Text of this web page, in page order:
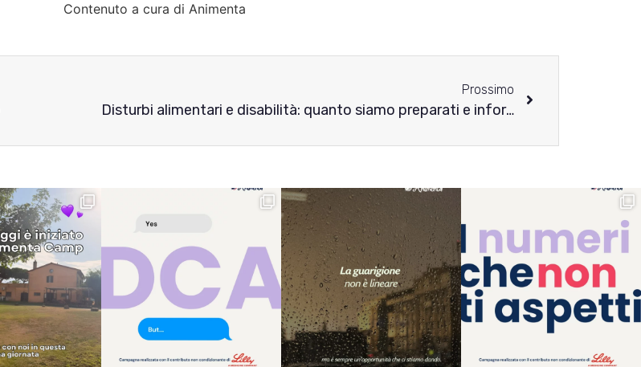
Contenuto a cura di Animenta
Prossimo
Disturbi alimentari e disabilità: quanto siamo preparati e informati?